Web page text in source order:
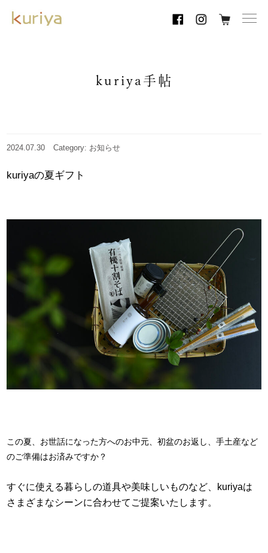
kuriya手帖
2024.07.30 Category: お知らせ
kuriyaの夏ギフト
この夏、お世話になった方へのお中元、初盆のお返し、手土産など
のご準備はお済みですか？
すぐに使える暮らしの道具や美味しいものなど、kuriyaは
さまざまなシーンに合わせてご提案いたします。